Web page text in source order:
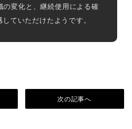
の変化と、継続使用による確
ていただけたようです。
次の記事へ